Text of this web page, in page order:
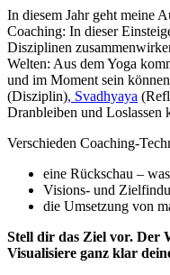
In diesem Jahr geht meine
Coaching: In dieser
Disziplinen
Welten: Aus dem Yoga
und im Moment sein
(Disziplin), Svadhyaya
Dranbleiben und Loslassen
Verschieden Coaching-
eine Rückschau –
Visions- und
die Umsetzung von
Stell dir das Ziel vor. Der
Visualisiere ganz klar